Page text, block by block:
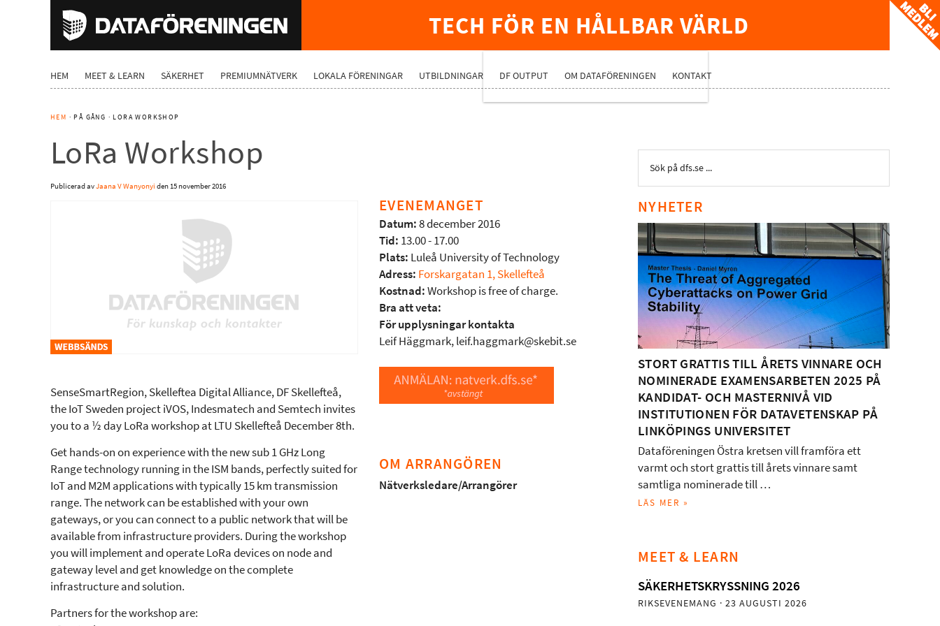
TECH FÖR EN HÅLLBAR VÄRLD
PREMIUMNÄTVERK
HEM MEET & LEARN SÄKERHET PREMIUMNÄTVERK LOKALA FÖRENINGAR UTBILDNINGAR DF OUTPUT OM DATAFÖRENINGEN KONTAKT
HEM · PÅ GÅNG · LORA WORKSHOP
LoRa Workshop
Publicerad avJaana V Wanyonyi den15 november 2016
SenseSmartRegion, Skelleftea Digital Alliance, DF Skellefteå,
the IoT Sweden project iVOS, Indesmatech and Semtech invites
you to a ½ day LoRa workshop at LTU Skellefteå December 8th.
Get hands-on on experience with the new sub 1 GHz Long
Range technology running in the ISM bands, perfectly suited for
IoT and M2M applications with typically 15 km transmission
range. The network can be established with your own
gateways, or you can connect to a public network that will be
available from infrastructure providers. During the workshop
you will implement and operate LoRa devices on node and
gateway level and get knowledge on the complete
infrastructure and solution.
Partners for the workshop are:
EVENEMANGET
Datum:8 december 2016
Tid: 13.00 - 17.00
Plats: Luleå University of Technology
Adress: Forskargatan 1, Skellefteå
Kostnad:Workshop is free of charge.
Bra att veta:
För upplysningar kontakta
Leif Häggmark, leif.haggmark@skebit.se
OM ARRANGÖREN
Nätverksledare/Arrangörer
NYHETER
STORT GRATTIS TILL ÅRETS VINNARE OCH
NOMINERADE EXAMENSARBETEN 2025 PÅ
KANDIDAT- OCH MASTERNIVÅ VID
INSTITUTIONEN FÖR DATAVETENSKAP PÅ
LINKÖPINGS UNIVERSITET
Dataföreningen Östra kretsen vill framföra ett
varmt och stort grattis till årets vinnare samt
samtliga nominerade till …
LÄS MER »
MEET & LEARN
SÄKERHETSKRYSSNING 2026
RIKSEVENEMANG · 23 AUGUSTI 2026